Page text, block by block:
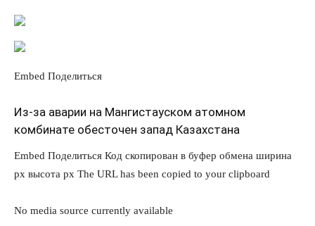
Embed Поделиться
Из-за аварии на Мангистауском атомном
комбинате обесточен запад Казахстана
Embed Поделиться Код скопирован в буфер обмена ширина
px высота px The URL has been copied to your clipboard
No media source currently available